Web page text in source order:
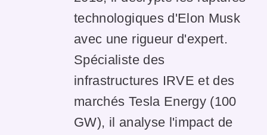
technologiques d'Elon Musk
avec une rigueur d'expert.
Spécialiste des
infrastructures IRVE et des
marchés Tesla Energy (100
GW), il analyse l'impact de